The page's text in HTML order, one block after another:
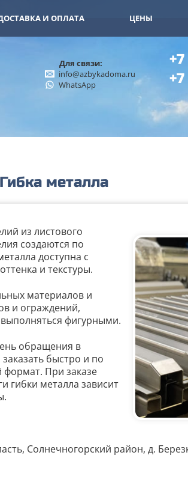
И ОПЛАТА ЦЕНЫ
Для связи:
info@azbykadoma.ru
WhatsApp
Гибка металла
из листового
создаются по
доступна с
и текстуры.
материалов и
и ограждений,
фигурными.
обращения в
быстро и по
При заказе
гибки металла зависит
Солнечногорский район, д.